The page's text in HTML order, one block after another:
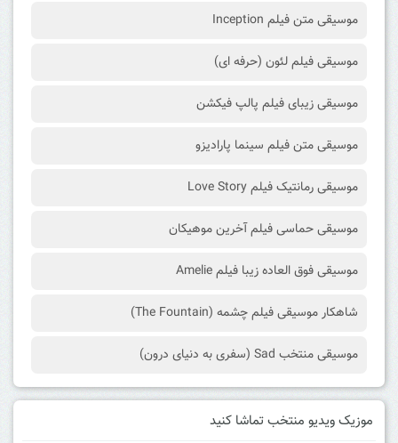
موسیقی متن فیلم Inception
موسیقی فیلم لئون (حرفه ای)
موسیقی زیبای فیلم پالپ فیکشن
موسیقی متن فیلم سینما پارادیزو
موسیقی رمانتیک فیلم Love Story
موسیقی حماسی فیلم آخرین موهیکان
موسیقی فوق العاده زیبا فیلم Amelie
شاهکار موسیقی فیلم چشمه (The Fountain)
موسیقی منتخب Sad (سفری به دنیای درون)
موزیک ویدیو منتخب تماشا کنید